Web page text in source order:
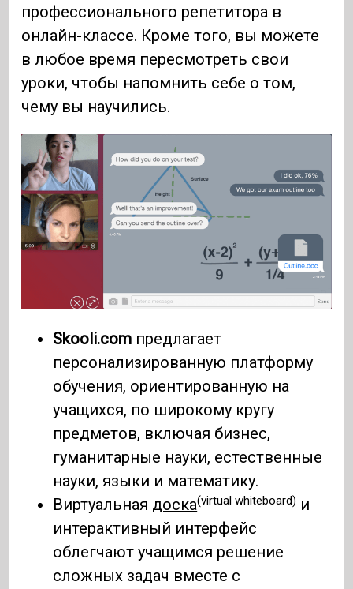
профессионального репетитора в
онлайн-классе. Кроме того, вы можете
в любое время пересмотреть свои
уроки, чтобы напомнить себе о том,
чему вы научились.
Skooli.com предлагает
персонализированную платформу
обучения, ориентированную на
учащихся, по широкому кругу
предметов, включая бизнес,
гуманитарные науки, естественные
науки, языки и математику.
Виртуальная доска(virtual whiteboard) и
интерактивный интерфейс
облегчают учащимся решение
сложных задач вместе с